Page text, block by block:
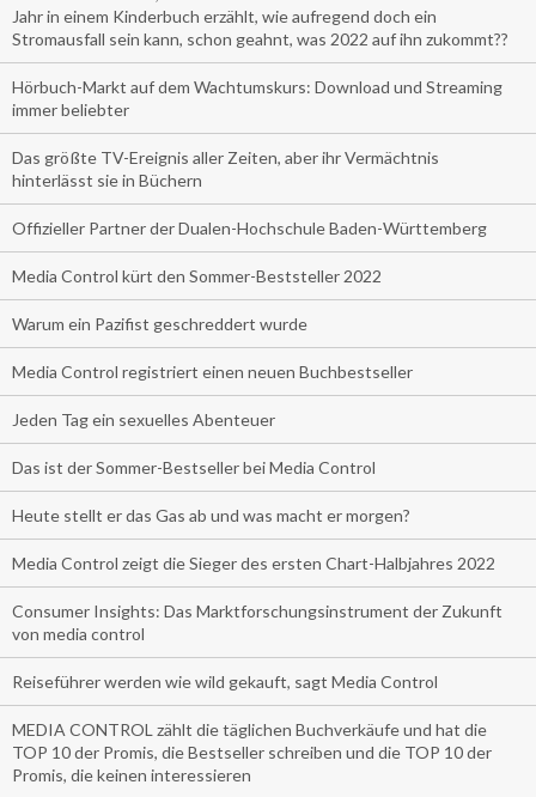
Jahr in einem Kinderbuch erzählt, wie aufregend doch ein
Stromausfall sein kann, schon geahnt, was 2022 auf ihn zukommt??
Hörbuch-Markt auf dem Wachtumskurs: Download und Streaming
immer beliebter
Das größte TV-Ereignis aller Zeiten, aber ihr Vermächtnis
hinterlässt sie in Büchern
Offizieller Partner der Dualen-Hochschule Baden-Württemberg
Media Control kürt den Sommer-Beststeller 2022
Warum ein Pazifist geschreddert wurde
Media Control registriert einen neuen Buchbestseller
Jeden Tag ein sexuelles Abenteuer
Das ist der Sommer-Bestseller bei Media Control
Heute stellt er das Gas ab und was macht er morgen?
Media Control zeigt die Sieger des ersten Chart-Halbjahres 2022
Consumer Insights: Das Marktforschungsinstrument der Zukunft
von media control
Reiseführer werden wie wild gekauft, sagt Media Control
MEDIA CONTROL zählt die täglichen Buchverkäufe und hat die
TOP 10 der Promis, die Bestseller schreiben und die TOP 10 der
Promis, die keinen interessieren